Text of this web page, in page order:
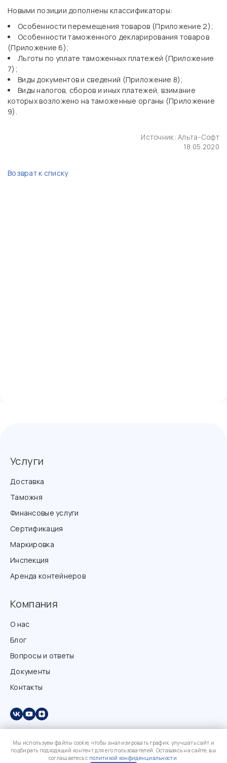
Новыми позиции дополнены классификаторы:
Особенности перемещения товаров (Приложение 2);
Особенности таможенного декларирования товаров
(Приложение 6);
Льготы по уплате таможенных платежей (Приложение
7);
Виды документов и сведений (Приложение 8);
Виды налогов, сборов и иных платежей, взимание
которых возложено на таможенные органы (Приложение
9).
Источник:Альта-Софт
18.05.2020
Возврат к списку
Услуги
Доставка
Таможня
Финансовые услуги
Сертификация
Маркировка
Инспекция
Аренда контейнеров
Компания
О нас
Блог
Вопросы и ответы
Документы
Контакты
Мы используем файлы cookie, чтобы анализировать трафик, улучшать сайт и
подбирать подходящий контент для его пользователей. Оставаясь на сайте, вы
соглашаетесь с политикой конфиденциальности.